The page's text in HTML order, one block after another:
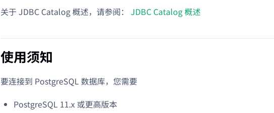
关于 JDBC Catalog 概述，请参阅：
JDBC Catalog 概述
使用须知
要连接到 PostgreSQL 数据库，您需要
PostgreSQL 11.x 或更高版本